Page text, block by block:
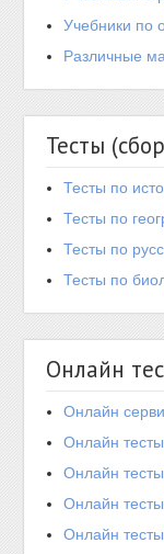
Учебники по
Различные
Тесты
Тесты по
Тесты по
Тесты по
Тесты по
Онлайн
Онлайн
Онлайн
Онлайн
Онлайн
Онлайн